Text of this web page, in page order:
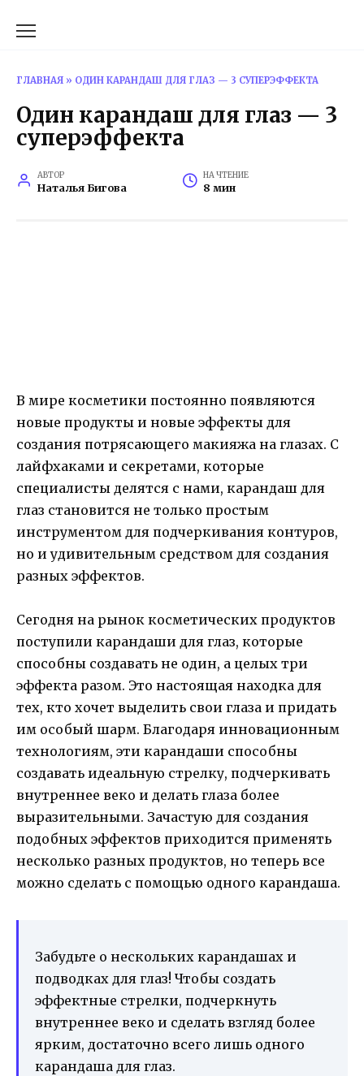
ГЛАВНАЯ » ОДИН КАРАНДАШ ДЛЯ ГЛАЗ — 3 СУПЕРЭФФЕКТА
Один карандаш для глаз — 3
суперэффекта
АВТОР
Наталья Бигова
НА ЧТЕНИЕ
8 мин
В мире косметики постоянно появляются
новые продукты и новые эффекты для
создания потрясающего макияжа на глазах. С
лайфхаками и секретами, которые
специалисты делятся с нами, карандаш для
глаз становится не только простым
инструментом для подчеркивания контуров,
но и удивительным средством для создания
разных эффектов.
Сегодня на рынок косметических продуктов
поступили карандаши для глаз, которые
способны создавать не один, а целых три
эффекта разом. Это настоящая находка для
тех, кто хочет выделить свои глаза и придать
им особый шарм. Благодаря инновационным
технологиям, эти карандаши способны
создавать идеальную стрелку, подчеркивать
внутреннее веко и делать глаза более
выразительными. Зачастую для создания
подобных эффектов приходится применять
несколько разных продуктов, но теперь все
можно сделать с помощью одного карандаша.
Забудьте о нескольких карандашах и
подводках для глаз! Чтобы создать
эффектные стрелки, подчеркнуть
внутреннее веко и сделать взгляд более
ярким, достаточно всего лишь одного
карандаша для глаз.